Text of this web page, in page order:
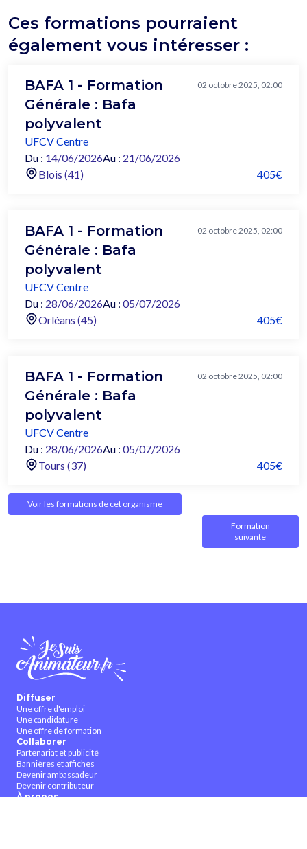
Ces formations pourraient
également vous intéresser :
BAFA 1 - Formation
Générale : Bafa
polyvalent
02 octobre 2025, 02:00
UFCV Centre
Du : 14/06/2026Au : 21/06/2026
Blois (41)
405€
BAFA 1 - Formation
Générale : Bafa
polyvalent
02 octobre 2025, 02:00
UFCV Centre
Du : 28/06/2026Au : 05/07/2026
Orléans (45)
405€
BAFA 1 - Formation
Générale : Bafa
polyvalent
02 octobre 2025, 02:00
UFCV Centre
Du : 28/06/2026Au : 05/07/2026
Tours (37)
405€
Voir les formations de cet organisme
Formation
suivante
Diffuser
Une offre d'emploi
Une candidature
Une offre de formation
Collaborer
Partenariat et publicité
Bannières et affiches
Devenir ambassadeur
Devenir contributeur
À propos